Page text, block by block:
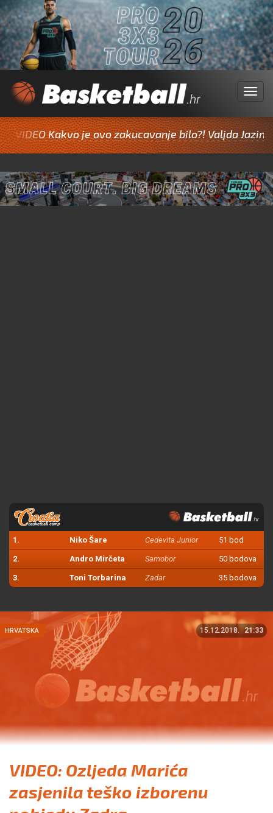
Menu
Kakvo je ovo zakucavanje bilo?! Valjda Jazine
1. Niko Šare Cedevita Junior 51 bod
2. Andro Mirčeta Samobor 50 bodova
3. Toni Torbarina Zadar 35 bodova
HRVATSKA 15.12.2018. 21:33
VIDEO: Ozljeda Marića
zasjenila teško izborenu